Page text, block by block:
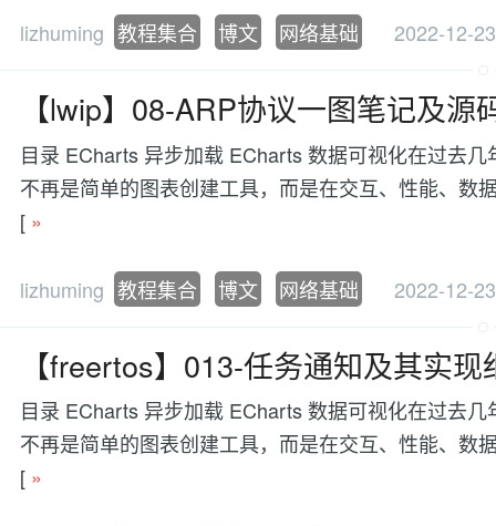
lizhuming 教程集合 博文 网络基础 2022-12-23
【lwip】08-ARP协议一图笔记及源
目录 ECharts 异步加载 ECharts 数据可视化在过去
不再是简单的图表创建工具，而是在交互、性能、数
[ »
lizhuming 教程集合 博文 网络基础 2022-12-23
【freertos】013-任务通知及其实现
目录 ECharts 异步加载 ECharts 数据可视化在过去
不再是简单的图表创建工具，而是在交互、性能、数
[ »